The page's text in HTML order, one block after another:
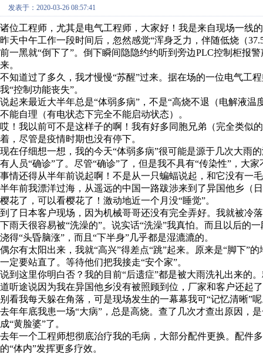
发表于：2020-03-26 08:57:41
诸位工程师，尤其是电气工程师，大家好！我是来自现场一线
昨天中午工作一段时间后，忽然感觉“浑身乏力，伴随低烧（
前一黑就“倒下了”。倒下瞬间隐隐约约听到旁边PLC控制柜报
来。
不知道过了多久，我才慢慢“苏醒”过来。据在场的一位电气工
我“控制功能丧失”。
说起来最近大半年总是“体弱多病”，不是“高烧不退（电解液
不能自理（有电状态下完全不能启动状态）。
哎！我以前可不是这样子的啊！我有好多同胞兄弟（完全类似
着，尽管是疫情时期也没有停下。
现在仔细想一想，我的今天“体弱多病”很可能是源于几次大雨
有人员“确诊”了。尽管“确诊”了，但是我不具有“传染性”，大家
事情还得从半年前说起啊！不是从一只蝙蝠说起，和它没有一毛
半年前我漂洋过海，从遥远的中国一路跋涉来到了异国他乡（
樱花了，可以看樱花了！激动地近一个月没“睡觉”。
到了日本客户现场，因为机械哥哥还没有完全弄好。我就被冷
下雨天很容易被“洗澡的”。说实话“洗澡”我真怕。而且以后的
浇得“头昏脑涨”，而且“下半身”几乎都是湿漉漉的。
偶尔有太阳出来，我就“高兴”得差点“跳”起来。原来是“脚下”
一定要站直了。等待他们把我接走“安个家”。
说到这里你明白否？我的目前“后遗症”都是被大雨洗礼出来的
道听途说因为我在异国他乡没有被照顾到位，厂家和客户还起
别看我每天躲在角落，可是现场发生的一幕幕我可“记忆清晰”呢
去年年底我患一场“大病”，总是高烧。查了几次才查出原因，
成“黄脸婆”了。
去年一个工程师想彻底治疗我的毛病，大部分配件更换。配件
的“体内”发挥更多疗效。